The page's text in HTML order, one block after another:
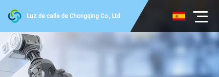
Luz de calle de Chongqing Co., Ltd